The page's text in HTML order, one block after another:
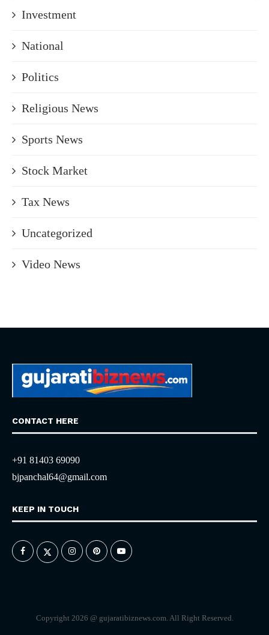
Investment
National
Politics
Religious News
Sports News
Stock Market
Tax News
Uncategorized
Video News
CONTACT HERE
+91 81403 69090
bjpanchal64@gmail.com
KEEP IN TOUCH
Copyright 2026 @ gujaratibiznews.com. All Right Reserved.